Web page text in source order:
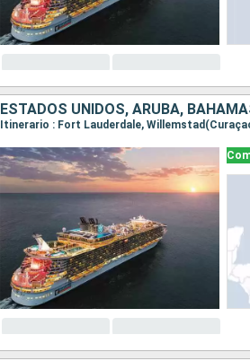
ESTADOS UNIDOS, ARUBA,
Itinerario : Fort Lauderdale,